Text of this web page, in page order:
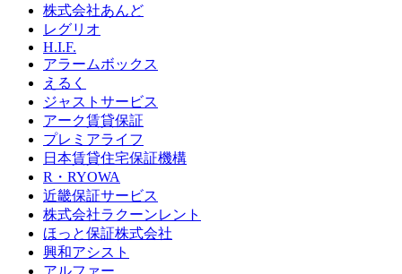
株式会社あんど
レグリオ
H.I.F.
アラームボックス
えるく
ジャストサービス
アーク賃貸保証
プレミアライフ
日本賃貸住宅保証機構
R・RYOWA
近畿保証サービス
株式会社ラクーンレント
ほっと保証株式会社
興和アシスト
アルファー